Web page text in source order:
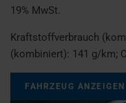
19% MwSt.
Kraftstoffverbrauch
(kombiniert): 141 g/km;
FAHRZEUG ANZEIGEN